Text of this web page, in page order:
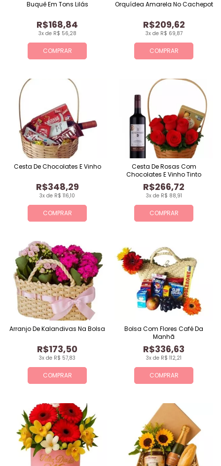
COMPRAR
3x de R$ 56,28
R$168,84
Buquê Em Tons Lilás
COMPRAR
3x de R$ 69,87
R$209,62
Orquídea Amarela No Cachepot
COMPRAR
3x de R$ 116,10
R$348,29
Cesta De Chocolates E Vinho
COMPRAR
3x de R$ 88,91
R$266,72
Cesta De Rosas Com
Chocolates E Vinho Tinto
COMPRAR
3x de R$ 57,83
R$173,50
Arranjo De Kalandivas Na Bolsa
COMPRAR
3x de R$ 112,21
R$336,63
Bolsa Com Flores Café Da
Manhã